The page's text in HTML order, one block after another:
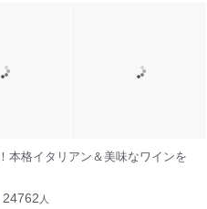
本格イタリアン＆美味なワインを
24762 人